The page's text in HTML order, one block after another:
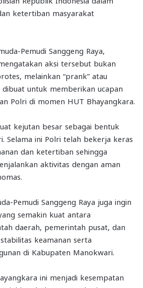
ketertiban masyarakat
Pemudi Sanggeng Raya,
aksi tersebut bukan
melainkan “prank” atau
dibuat untuk memberikan ucapan
Polri di momen HUT Bhayangkara.
kejutan besar sebagai bentuk
Selama ini Polri telah bekerja keras
dan ketertiban sehingga
aktivitas dengan aman
Pemudi Sanggeng Raya juga ingin
semakin kuat antara
daerah, pemerintah pusat, dan
keamanan serta
di Kabupaten Manokwari.
ini menjadi kesempatan